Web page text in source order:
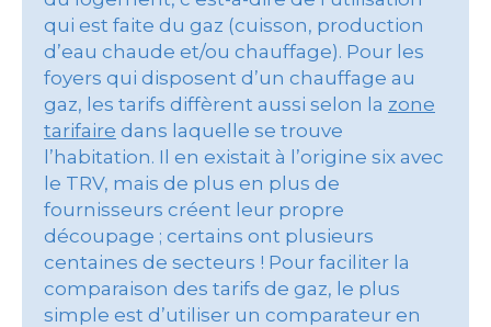
qui est faite du gaz (cuisson, production
d’eau chaude et/ou chauffage). Pour les
foyers qui disposent d’un chauffage au
gaz, les tarifs diffèrent aussi selon la zone
tarifaire dans laquelle se trouve
l’habitation. Il en existait à l’origine six avec
le TRV, mais de plus en plus de
fournisseurs créent leur propre
découpage ; certains ont plusieurs
centaines de secteurs ! Pour faciliter la
comparaison des tarifs de gaz, le plus
simple est d’utiliser un comparateur en